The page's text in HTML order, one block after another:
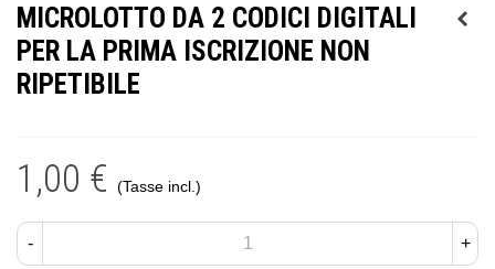
MICROLOTTO DA 2 CODICI DIGITALI
PER LA PRIMA ISCRIZIONE NON
RIPETIBILE
1,00 € (Tasse incl.)
- +